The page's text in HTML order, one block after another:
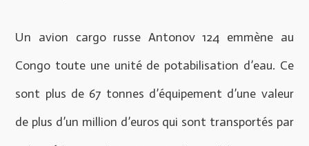
Un avion cargo russe Antonov 124 emmène au
Congo toute une unité de potabilisation d’eau. Ce
sont plus de 67 tonnes d’équipement d’une valeur
de plus d’un million d’euros qui sont transportés par